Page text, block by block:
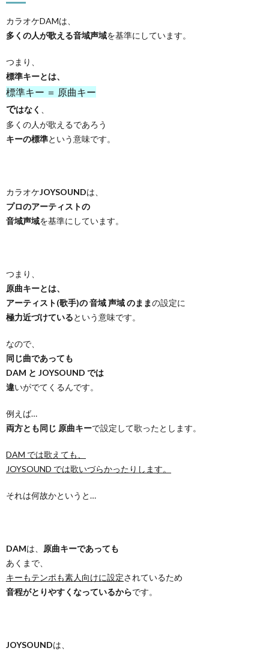
カラオケDAMは、
多くの人が歌える音域声域を基準にしています。
つまり、
標準キーとは、
標準キー ＝ 原曲キー
ではなく
多くの人が歌えるであろう
キーの標準という意味です。
カラオケJOYSOUNDは、
プロのアーティストの
音域声域を基準にしています。
つまり、
原曲キーとは、
アーティスト(歌手)の 音域 声域 のままの設定に
極力近づけているという意味です。
なので、
同じ曲であっても
DAM と JOYSOUND では
違いがでてくるんです。
例えば…
両方とも同じ 原曲キーで設定して歌ったとします。
DAM では歌えても、
JOYSOUND では歌いづらかったりします。
それは何故かというと…
DAMは、 原曲キーであっても
あくまで、
キーもテンポも素人向けに設定されているため
音程がとりやすくなっているからです。
JOYSOUNDは、